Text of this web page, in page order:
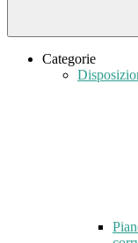
Categorie